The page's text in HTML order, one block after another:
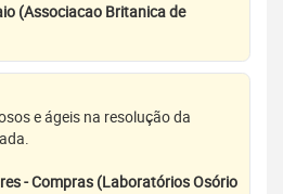
(Associacao Britanica de
e ágeis na resolução da
- Compras (Laboratórios Osório